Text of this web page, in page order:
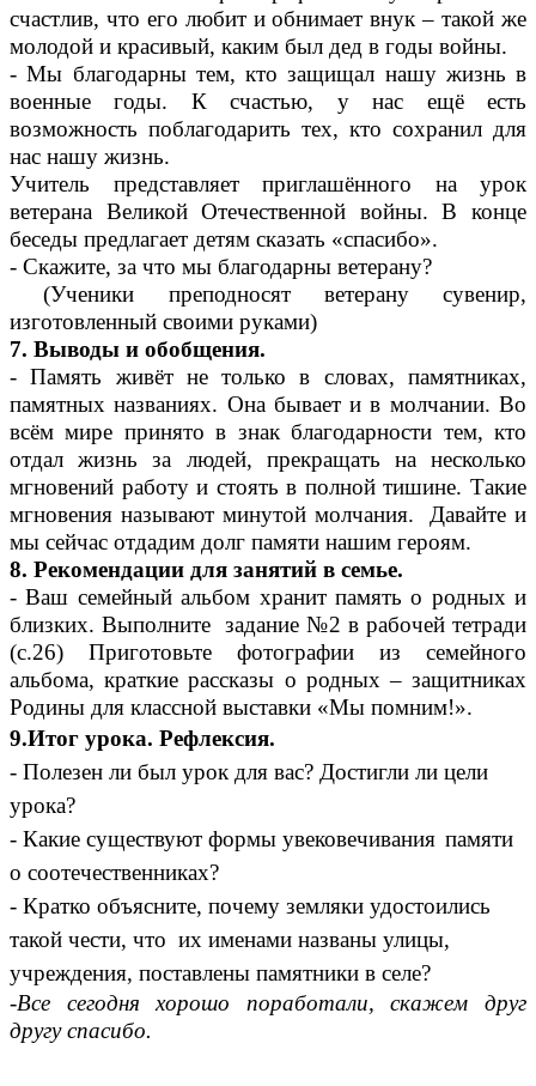
счастлив, что его любит и обнимает внук – такой же
молодой и красивый, каким был дед в годы войны.
- Мы благодарны тем, кто защищал нашу жизнь в
военные годы. К счастью, у нас ещё есть
возможность поблагодарить тех, кто сохранил для
нас нашу жизнь.
Учитель представляет приглашённого на урок
ветерана Великой Отечественной войны. В конце
беседы предлагает детям сказать «спасибо».
- Скажите, за что мы благодарны ветерану?
(Ученики преподносят ветерану сувенир,
изготовленный своими руками)
7. Выводы и обобщения.
- Память живёт не только в словах, памятниках,
памятных названиях. Она бывает и в молчании. Во
всём мире принято в знак благодарности тем, кто
отдал жизнь за людей, прекращать на несколько
мгновений работу и стоять в полной тишине. Такие
мгновения называют минутой молчания. Давайте и
мы сейчас отдадим долг памяти нашим героям.
8. Рекомендации для занятий в семье.
- Ваш семейный альбом хранит память о родных и
близких. Выполните задание №2 в рабочей тетради
(с.26) Приготовьте фотографии из семейного
альбома, краткие рассказы о родных – защитниках
Родины для классной выставки «Мы помним!».
9.Итог урока. Рефлексия.
- Полезен ли был урок для вас? Достигли ли цели
урока?
- Какие существуют формы увековечивания памяти
о соотечественниках?
- Кратко объясните, почему земляки удостоились
такой чести, что их именами названы улицы,
учреждения, поставлены памятники в селе?
-Все сегодня хорошо поработали, скажем друг
другу спасибо.